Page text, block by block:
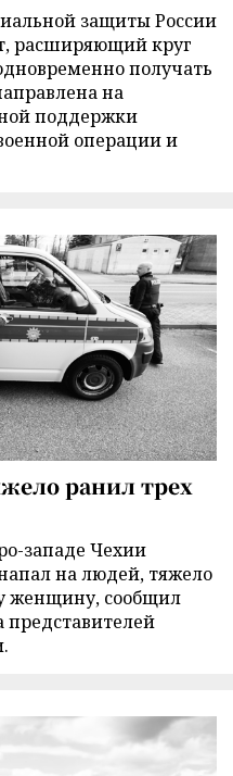
защиты России
расширяющий круг
получать
на
поддержки
операции и
ранил трех
западе Чехии
на людей, тяжело
женщину, сообщил
представителей